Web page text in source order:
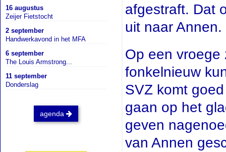
16 augustus
Zeijer Fietstocht
2 september
Handwerkavond in het MFA
6 september
The Louis Armstrong...
11 september
Donderslag
agenda
afgestraft. Dat
uit naar Annen.
Op een vroege
fonkelnieuw
SVZ komt
gaan op het
geven
van Annen